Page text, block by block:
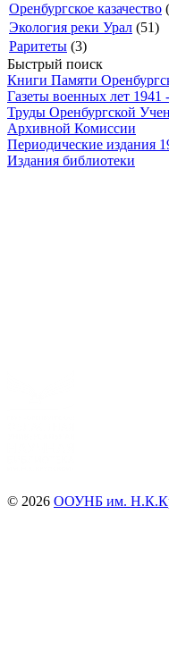
Оренбургское казачество
Экология реки Урал (51)
Раритеты (3)
Быстрый поиск
Книги Памяти
Газеты военных лет 1941
Труды Оренбургской
Архивной Комиссии
Периодические издания
Издания библиотеки
© 2026 ООУНБ им.